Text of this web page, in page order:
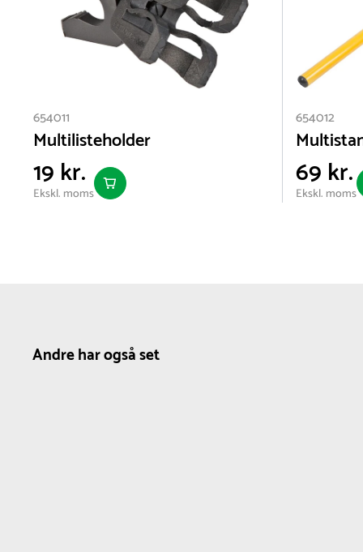
654011
Multilisteholder
19 kr.
Ekskl. moms
654012
69 kr.
Ekskl. moms
Andre har også set